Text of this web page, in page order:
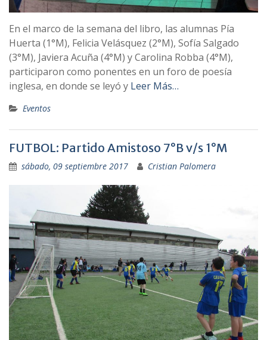
En el marco de la semana del libro, las alumnas Pía
Huerta (1°M), Felicia Velásquez (2°M), Sofía Salgado
(3°M), Javiera Acuña (4°M) y Carolina Robba (4°M),
participaron como ponentes en un foro de poesía
inglesa, en donde se leyó y Leer Más…
Eventos
FUTBOL: Partido Amistoso 7°B v/s 1°M
sábado, 09 septiembre 2017 Cristian Palomera